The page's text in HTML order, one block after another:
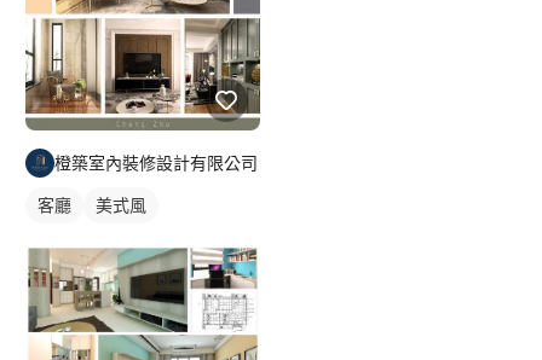
橙築室內裝修設計有限公司
客廳 美式風